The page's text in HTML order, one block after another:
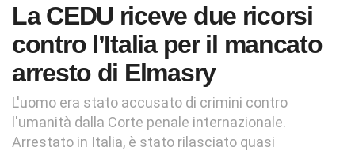
La CEDU riceve due ricorsi
contro l’Italia per il mancato
arresto di Elmasry
L'uomo era stato accusato di crimini contro
l'umanità dalla Corte penale internazionale.
Arrestato in Italia, è stato rilasciato quasi